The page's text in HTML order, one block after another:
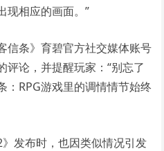
现相应的画面。”
信条》育碧官方社交媒体账号
评论，并提醒玩家：“别忘了
：RPG游戏里的调情情节始终
发布时，也因类似情况引发